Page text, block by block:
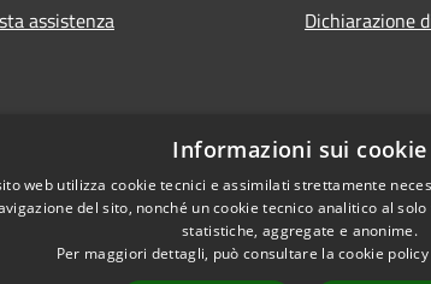
assistenza
Dichiarazione
Informazioni sui cookie
web utilizza cookie tecnici e assimilati strettamente
del sito, nonché un cookie tecnico analitico al
statistiche, aggregate e anonime.
Per maggiori dettagli, può consultare la cookie